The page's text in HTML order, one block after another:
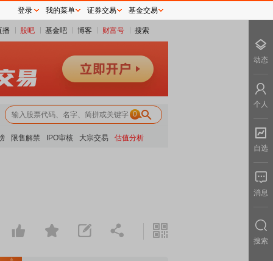
播 股吧 基金吧 博客 财富号 搜索
0
限售解禁 IPO审核 大宗交易 估值分析
登录 我的菜单 证券交易 基金交易
动态
个人
自选
消息
搜索